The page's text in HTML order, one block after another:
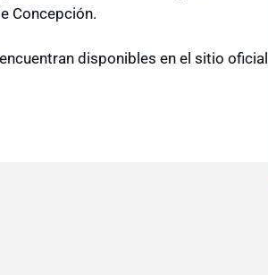
Concepción.
disponibles en el sitio oficial